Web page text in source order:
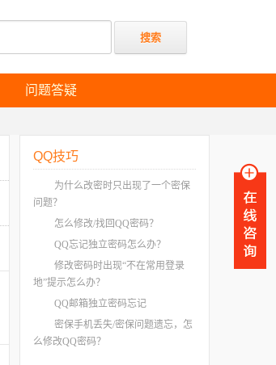
问题答疑
问题答疑
QQ技巧
为什么改密时只出现了一个密保
问题？
怎么修改/找回QQ密码？
QQ忘记独立密码怎么办？
修改密码时出现“不在常用登录
地”提示怎么办？
QQ邮箱独立密码忘记
密保手机丢失/密保问题遗忘，怎
么修改QQ密码？